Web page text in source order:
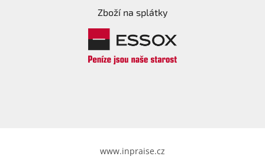
Zboží na splátky
www.inpraise.cz